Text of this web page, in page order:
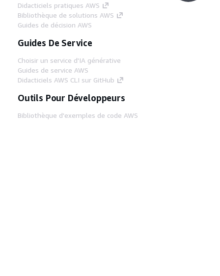
Didacticiels pratiques AWS
Bibliothèque de solutions AWS
Guides de décision AWS
Guides De Service
Choisir un service d'IA générative
Guides de service AWS
Didacticiels AWS CLI sur GitHub
Outils Pour Développeurs
Bibliothèque d'exemples de code AWS